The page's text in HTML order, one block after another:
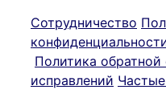
Сотрудничество
Политика обратной
исправлений